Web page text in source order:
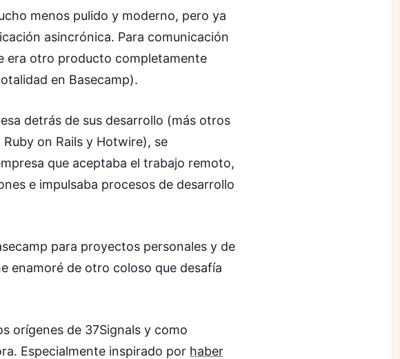
menos pulido y moderno, pero ya
asincrónica. Para comunicación
era otro producto completamente
en Basecamp).
detrás de sus desarrollo (más otros
Ruby on Rails y Hotwire), se
que aceptaba el trabajo remoto,
e impulsaba procesos de desarrollo
para proyectos personales y de
enamoré de otro coloso que desafía
orígenes de 37Signals y como
Especialmente inspirado por haber